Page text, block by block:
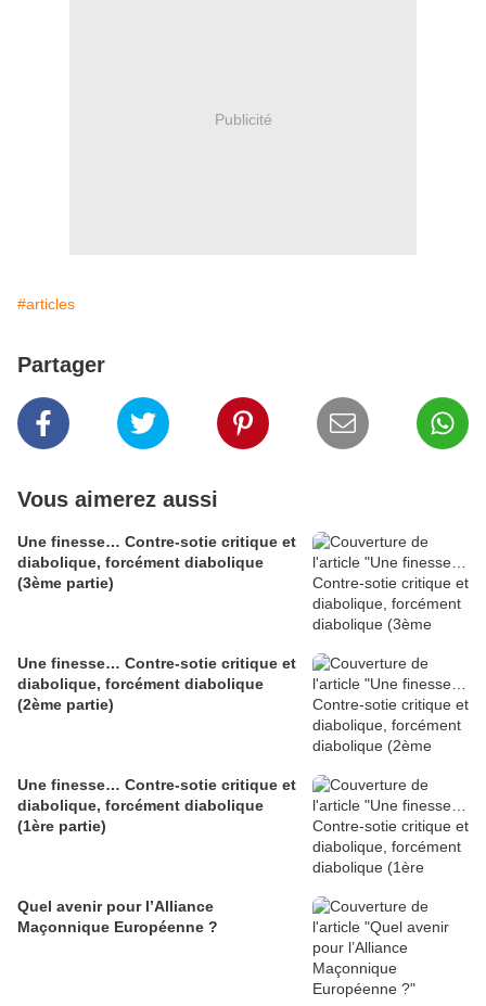
Publicité
#articles
Partager
Vous aimerez aussi
Une finesse… Contre-sotie critique et
diabolique, forcément diabolique
(3ème partie)
Une finesse… Contre-sotie critique et
diabolique, forcément diabolique
(2ème partie)
Une finesse… Contre-sotie critique et
diabolique, forcément diabolique
(1ère partie)
Quel avenir pour l’Alliance
Maçonnique Européenne ?